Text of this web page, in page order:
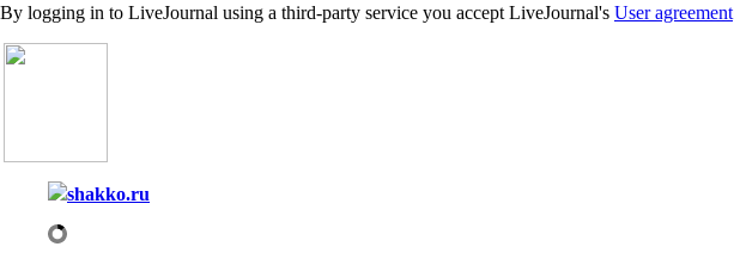
By logging in to LiveJournal using a third-party service you accept LiveJournal's User agreement
shakko.ru